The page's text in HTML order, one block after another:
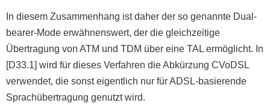
In diesem Zusammenhang ist daher der so genannte Dual-
bearer-Mode erwähnenswert, der die gleichzeitige
Übertragung von ATM und TDM über eine TAL ermöglicht. In
[D33.1] wird für dieses Verfahren die Abkürzung CVoDSL
verwendet, die sonst eigentlich nur für ADSL-basierende
Sprachübertragung genutzt wird.